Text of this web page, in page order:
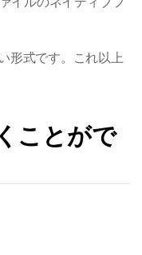
形式です。これ以上
ことがで